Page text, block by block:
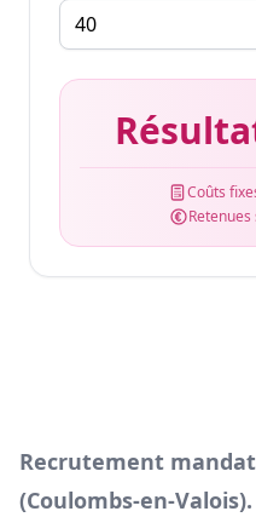
Coûts
Recrutement
(Coulombs-en-Valois).